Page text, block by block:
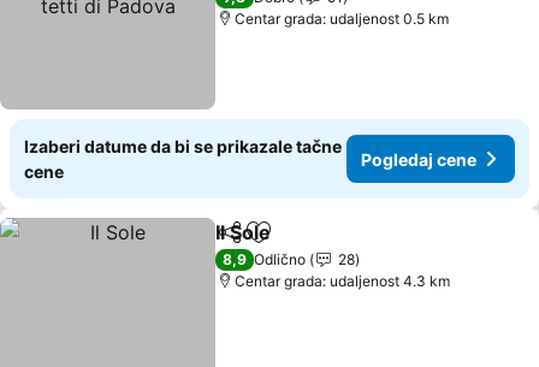
Centar grada: udaljenost 0.5 km
Izaberi datume da bi se prikazale tačne
cene
Pogledaj cene
Deli Dodati u favorite
Il Sole
8,9 Odlično
28
Centar grada: udaljenost 4.3 km